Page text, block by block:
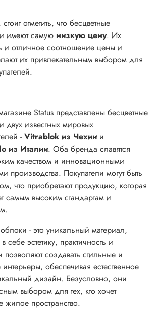
отметить, что бесцветные
имеют самую низкую цену. Их
и отличное соотношение цены и
их привлекательным выбором для
Status представлены бесцветные
двух известных мировых
-Vitrablok из Чехии и
из Италии. Оба бренда славятся
качеством и инновационными
производства. Покупатели могут быть
что приобретают продукцию, которая
самым высоким стандартам и
- это уникальный материал,
себе эстетику, практичность и
позволяют создавать стильные и
обеспечивая естественное
дизайн. Безусловно, они
выбором для тех, кто хочет
жилое пространство.